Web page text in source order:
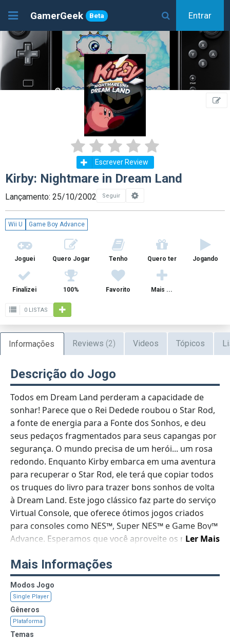
GamerGeek Beta Entrar
Escrever Review
Kirby: Nightmare in Dream Land
Lançamento: 25/10/2002 Seguir
Wii U Game Boy Advance
Joguei Quero Jogar Tenho Quero ter Jogando
Finalizei 100% Favorito Mais ...
0 LISTAS
Informações Reviews (2) Videos Tópicos
Descrição do Jogo
Ler Mais
Todos em Dream Land perderam a capacidade de
sonhar! Parece que o Rei Dedede roubou o Star Rod,
a fonte de energia para a Fonte dos Sonhos, e deu
seus pedaços fragmentados para seus capangas por
segurança. O mundo precisa de um herói... um rosa
redondo. Enquanto Kirby embarca em uma aventura
para recuperar o Star Rod, ele terá que copiar todos
os truques do livro para trazer bons sonhos de volta
à Dream Land. Este jogo clássico faz parte do serviço
Virtual Console, que oferece ótimos jogos criados
para consoles como NES™, Super NES™ e Game Boy™
Advance. Esperamos que você aproveite os novos
adicionados a este título. Veja mais jogos do Virtual
Console para Wii U.
Mais Informações
Modos Jogo
Single Player
Gêneros
Plataforma
Temas